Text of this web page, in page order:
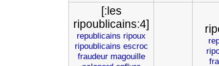
[:les
ripoublicains:4]
republicains ripoux
ripoublicains escroc
fraudeur magouille